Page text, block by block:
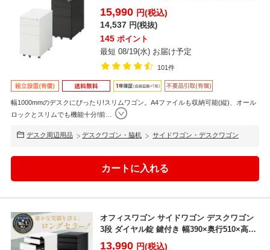
510×...
15,990 円(税込)
14,537 円(税抜)
145 ポイント
最短 08/19(水) お届け予定
101件
幅1000mmのデスクにぴったり!スリムワゴン。A4ファイルも収納可能(縦)、オール
ロックとスリムでも機能十分!前…
デスク周辺用品 デスクワゴン・脇机 サイドワゴン・デスクワゴン
オフィスワゴン サイドワゴン デスクワゴン
3段 ダイヤル錠 鍵付き 幅390×奥行510×高さ
60...
13,990 円(税込)